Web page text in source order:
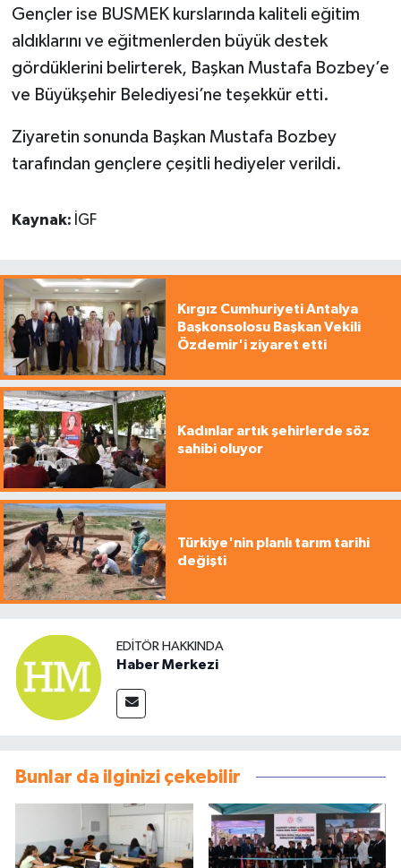
Gençler ise BUSMEK kurslarında kaliteli eğitim
aldıklarını ve eğitmenlerden büyük destek
gördüklerini belirterek, Başkan Mustafa Bozbey’e
ve Büyükşehir Belediyesi’ne teşekkür etti.
Ziyaretin sonunda Başkan Mustafa Bozbey
tarafından gençlere çeşitli hediyeler verildi.
Kaynak: İGF
Kırgız Cumhuriyeti Antalya
Başkonsolosu Başkan Vekili
Özdemir'i ziyaret etti
Kadınlar artık şehirlerde söz
sahibi oluyor
Türkiye'nin planlı tarım tarihi
değişti
EDITÖR HAKKINDA
Haber Merkezi
Bunlar da ilginizi çekebilir